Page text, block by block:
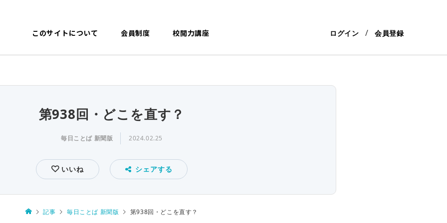
このサイトについて 会員制度 校閲力講座 ログイン 会員登録
第938回・どこを直す？
毎日ことば 新聞版 2024.02.25
いいね シェアする
記事 毎日ことば 新聞版 第938回・どこを直す？